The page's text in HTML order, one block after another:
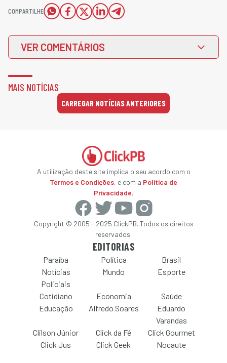
COMPARTILHE
VER COMENTÁRIOS
MAIS NOTÍCIAS
CARREGAR NOTÍCIAS ANTERIORES
A utilização deste site implica o seu acordo com o
Termos e Condições, e com a Política de
Privacidade.
Copyright © 2005 - 2025 ClickPB. Todos os direitos
reservados.
EDITORIAS
Paraíba Política
Brasil
Notícias
Policiais
Mundo Esporte
Cotidiano Economia
Saúde
Educação
Alfredo Soares
Eduardo
Varandas
Clilson Júnior
Click da Fé
Click Gourmet
Click Jus
Click Geek Nocaute